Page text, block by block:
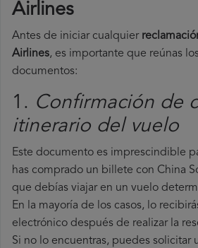
Airlines
Antes de iniciar cualquier
Airlines, es importante que reúnas
documentos:
1. Confirmación de
itinerario del vuelo
Este documento es imprescindible
has comprado un billete con China
que debías viajar en un vuelo
En la mayoría de los casos, lo
electrónico después de realizar la
Si no lo encuentras, puedes solicitar